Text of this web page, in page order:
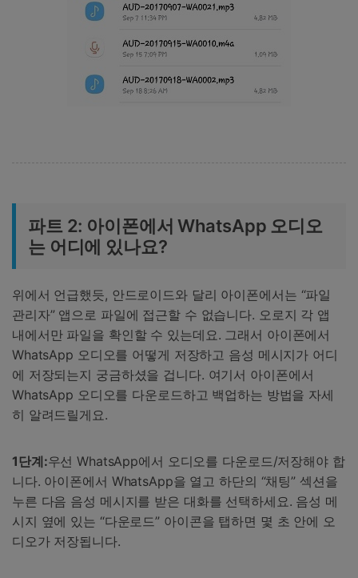
파트 2: 아이폰에서 WhatsApp 오디오
는 어디에 있나요?
위에서 언급했듯, 안드로이드와 달리 아이폰에서는 “파일
관리자” 앱으로 파일에 접근할 수 없습니다. 오로지 각 앱
내에서만 파일을 확인할 수 있는데요. 그래서 아이폰에서
WhatsApp 오디오를 어떻게 저장하고 음성 메시지가 어디
에 저장되는지 궁금하셨을 겁니다. 여기서 아이폰에서
WhatsApp 오디오를 다운로드하고 백업하는 방법을 자세
히 알려드릴게요.
1단계:우선 WhatsApp에서 오디오를 다운로드/저장해야 합
니다. 아이폰에서 WhatsApp을 열고 하단의 “채팅” 섹션을
누른 다음 음성 메시지를 받은 대화를 선택하세요. 음성 메
시지 옆에 있는 “다운로드” 아이콘을 탭하면 몇 초 안에 오
디오가 저장됩니다.